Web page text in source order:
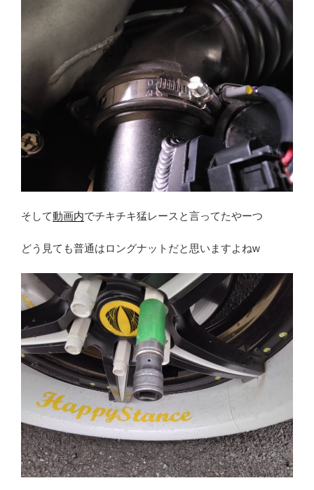
そして動画内でチキチキ猛レースと言ってたやーつ
どう見ても普通はロングナットだと思いますよねw